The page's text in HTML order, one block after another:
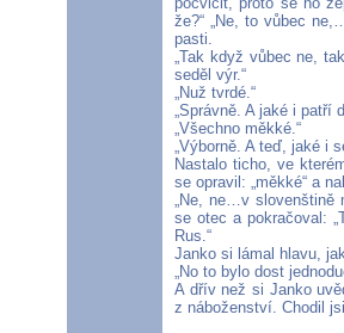
že?“ „Ne, to vůbec
pasti.
„Tak když vůbec ne,
seděl výr.“
„Nuž tvrdé.“
„Správně. A jaké i patří
„Všechno měkké.“
„Výborně. A teď, jaké i
Nastalo ticho, ve
se opravil: „měkké“ a
„Ne, ne…v slovenštině
se otec a pokračoval:
Rus.“
Janko si lámal hlavu,
„No to bylo dost
A dřív než si Janko
z náboženství. Chodil